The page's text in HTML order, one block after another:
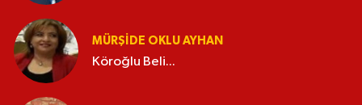
MÜRŞIDE OKLU AYHAN
Köroğlu Beli...